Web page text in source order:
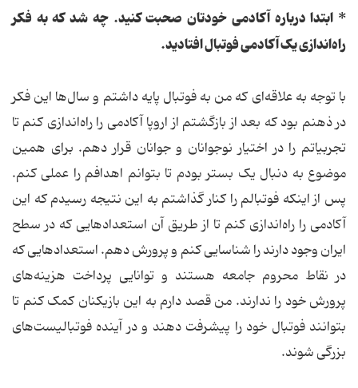
* ابتدا درباره آکادمی خودتان صحبت کنید. چه شد که به فکر
راه‌اندازی یک آکادمی فوتبال افتادید.
با توجه به علاقه‌ای که من به فوتبال پایه داشتم و سال‌ها این فکر
در ذهنم بود که بعد از بازگشتم از اروپا آکادمی را راه‌اندازی کنم تا
تجربیاتم را در اختیار نوجوانان و جوانان قرار دهم. برای همین
موضوع به دنبال یک بستر بودم تا بتوانم اهدافم را عملی کنم.
پس از اینکه فوتبالم را کنار گذاشتم به این نتیجه رسیدم که این
آکادمی را راه‌اندازی کنم تا از طریق آن استعدادهایی که در سطح
ایران وجود دارند را شناسایی کنم و پرورش دهم. استعدادهایی که
در نقاط محروم جامعه هستند و توانایی پرداخت هزینه‌های
پرورش خود را ندارند. من قصد دارم به این بازیکنان کمک کنم تا
بتوانند فوتبال خود را پیشرفت دهند و در آینده فوتبالیست‌های
بزرگی شوند.